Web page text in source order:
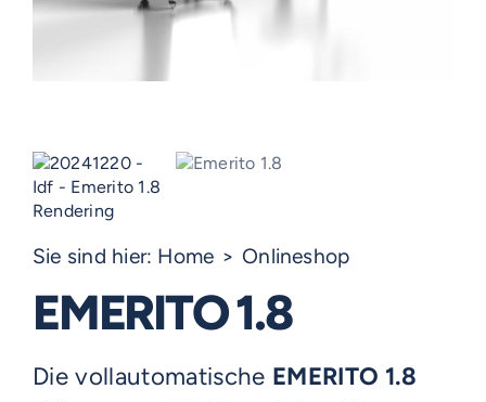
Sie sind hier: Home Onlineshop
EMERITO 1.8
Die vollautomatische EMERITO 1.8